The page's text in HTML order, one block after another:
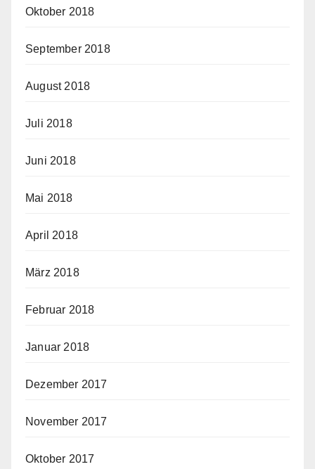
Oktober 2018
September 2018
August 2018
Juli 2018
Juni 2018
Mai 2018
April 2018
März 2018
Februar 2018
Januar 2018
Dezember 2017
November 2017
Oktober 2017